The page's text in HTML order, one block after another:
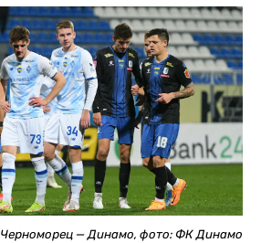
Черноморец — Динамо, фото: ФК Динамо